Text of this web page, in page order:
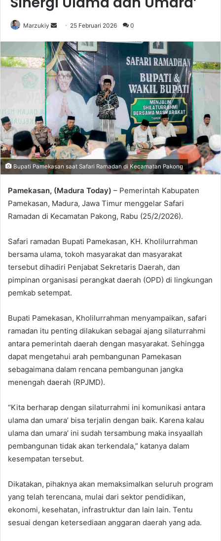
Marzukiy
n
d
a
n
m
a
i
l
25 Februari 2026 0
Bupati Pamekasan saat Safari Ramadan di Kecamatan Pakong
Pamekasan, (Madura Today) – Pemerintah Kabupaten
Pamekasan, Madura, Jawa Timur menggelar Safari
Ramadan di Kecamatan Pakong, Rabu (25/2/2026).
Safari ramadan Bupati Pamekasan, KH. Kholilurrahman
bersama ulama, tokoh masyarakat dan masyarakat
tersebut dihadiri Penjabat Sekretaris Daerah, dan
pimpinan organisasi perangkat daerah (OPD) di lingkungan
pemkab setempat.
Bupati Pamekasan, Kholilurrahman menyampaikan, safari
ramadan itu penting dilakukan sebagai ajang silaturrahmi
antara pemerintah daerah dengan masyarakat. Sehingga
dapat mengetahui arah pembangunan Pamekasan
sebagaimana dalam rencana pembangunan jangka
menengah daerah (RPJMD).
“Kita berharap dengan silaturrahmi ini komunikasi antara
ulama dan umara’ bisa terjalin dengan baik. Karena kalau
ulama dan umara’ ini sudah tersambung maka insyaallah
pembangunan tidak akan terkendala,” katanya dalam
kesempatan tersebut.
Dikatakan, pihaknya akan memaksimalkan seluruh program
yang telah terencana, mulai dari sektor pendidikan,
ekonomi, kesehatan, infrastruktur dan lain lain. Tentu
sesuai dengan ketersediaan anggaran daerah yang ada.